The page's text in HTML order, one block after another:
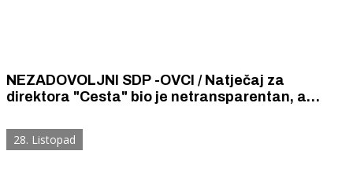
NEZADOVOLJNI SDP -OVCI / Natječaj za
direktora "Cesta" bio je netransparentan, a
28. Listopad